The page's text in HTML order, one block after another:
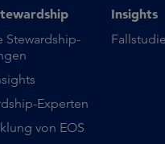
Stewardship-
Experten
von EOS
Insights